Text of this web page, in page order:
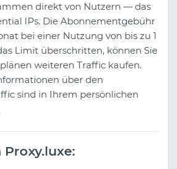
direkt von Nutzern — das
IPs. Die Abonnementgebühr
bei einer Nutzung von bis zu 1
Limit überschritten, können Sie
weiteren Traffic kaufen.
über den
sind in Ihrem persönlichen